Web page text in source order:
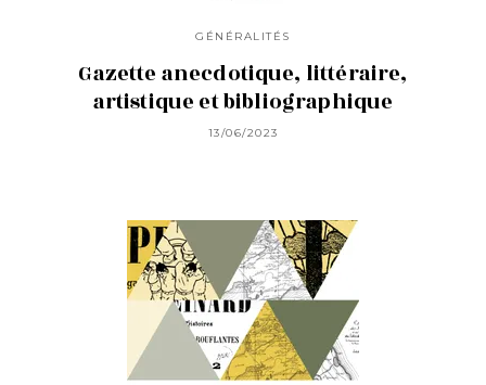
GÉNÉRALITÉS
Gazette anecdotique, littéraire,
artistique et bibliographique
13/06/2023